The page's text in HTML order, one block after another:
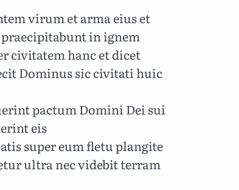
virum et arma eius et
in ignem
civitatem hanc et dicet
Dominus sic civitati huic
pactum Domini Dei sui
eis
super eum fletu plangite
ultra nec videbit terram